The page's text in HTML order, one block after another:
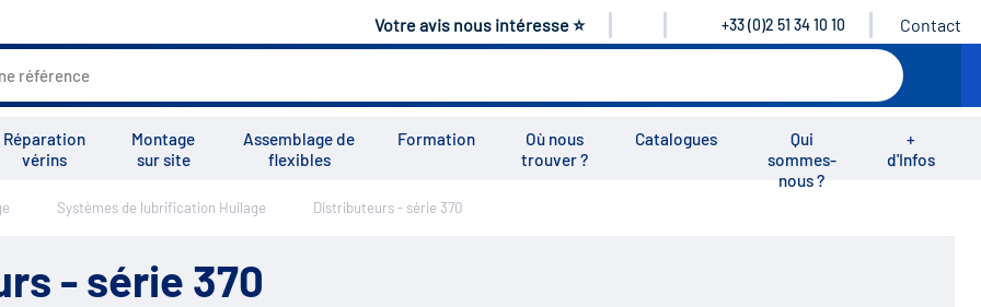
Votre avis nous intéresse ⭐ +33 (0)2 51 34 10 10 Contact
Réparation
vérins
Montage
sur site
Assemblage de
flexibles
Formation
Où nous
trouver ?
Catalogues
Qui
sommes-
nous ?
+
d'Infos
Tous les services Tutoriels
Systèmes de lubrification Huilage Distributeurs - série 370
- série 370